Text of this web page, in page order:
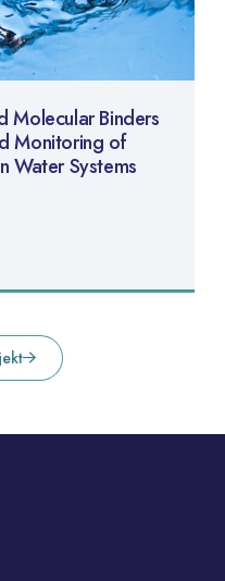
Molecular Binders
Monitoring of
Water Systems